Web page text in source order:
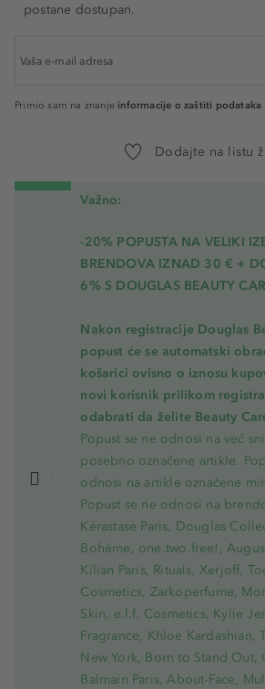
postane dostupan.
Primio sam na znanje informacije o zaštiti podataka
Dodajte na listu
Važno:
-20% POPUSTA NA VELIKI
BRENDOVA IZNAD 30 € +
6% S DOUGLAS BEAUTY
Nakon registracije Douglas
popust će se automatski
košarici ovisno o iznosu
novi korisnik prilikom
odabrati da želite Beauty
Popust se ne odnosi na već
posebno označene artikle.
odnosi na artikle označene
Popust se ne odnosi na
Kérastase Paris, Douglas
Bohème, one.two.free!,
Kilian Paris, Rituals, Xerjoff,
Cosmetics, Zarkoperfume,
Skin, e.l.f. Cosmetics, Kylie
Fragrance, Khloe Kardashian,
New York, Born to Stand Out,
Balmain Paris, About-Face,